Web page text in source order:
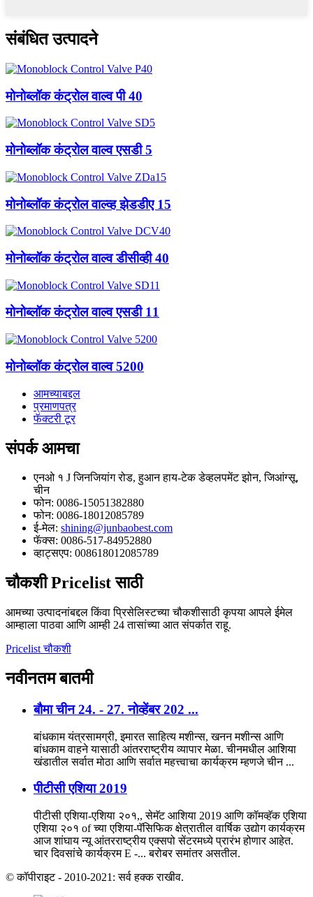
संबंधित उत्पादने
मोनोब्लॉक कंट्रोल वाल्व पी 40
मोनोब्लॉक कंट्रोल वाल्व एसडी 5
मोनोब्लॉक कंट्रोल वाल्व्ह झेडडीए 15
मोनोब्लॉक कंट्रोल वाल्व डीसीव्ही 40
मोनोब्लॉक कंट्रोल वाल्व एसडी 11
मोनोब्लॉक कंट्रोल वाल्व 5200
आमच्याबद्दल
प्रमाणपत्र
फॅक्टरी टूर
संपर्कआमचा
एनओ १ J जिनजियांग रोड, हुआन हाय-टेक डेव्हलपमेंट झोन, जिआंग्सू,
चीन
फोन: 0086-15051382880
फोन: 0086-18012085789
ई-मेल: shining@junbaobest.com
फॅक्स: 0086-517-84952880
व्हाट्सएप: 008618012085789
चौकशीPricelist साठी
आमच्या उत्पादनांबद्दल किंवा प्रिसेलिस्टच्या चौकशीसाठी कृपया आपले ईमेल
आम्हाला पाठवा आणि आम्ही 24 तासांच्या आत संपर्कात राहू.
Pricelist चौकशी
नवीनतमबातमी
बौमा चीन 24. - 27. नोव्हेंबर 202 ...
बांधकाम यंत्रसामग्री, इमारत साहित्य मशीन्स, खनन मशीन्स आणि
बांधकाम वाहने यासाठी आंतरराष्ट्रीय व्यापार मेळा. चीनमधील आशिया
खंडातील सर्वात मोठा आणि सर्वात महत्त्वाचा कार्यक्रम म्हणजे चीन ...
पीटीसी एशिया 2019
पीटीसी एशिया-एशिया २०१,, सेमॅट आशिया 2019 आणि कॉमव्हॅक एशिया
एशिया २०१ of च्या एशिया-पॅसिफिक क्षेत्रातील वार्षिक उद्योग कार्यक्रम
आज शांघाय न्यू आंतरराष्ट्रीय एक्सपो सेंटरमध्ये प्रारंभ होणार आहेत.
चार दिवसांचे कार्यक्रम E -... बरोबर समांतर असतील.
© कॉपीराइट - 2010-2021: सर्व हक्क राखीव.